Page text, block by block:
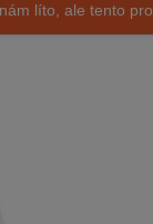
líto, ale tento